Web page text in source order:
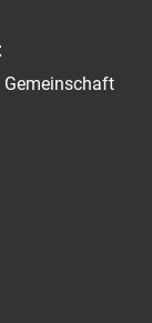
Gemeinschaft